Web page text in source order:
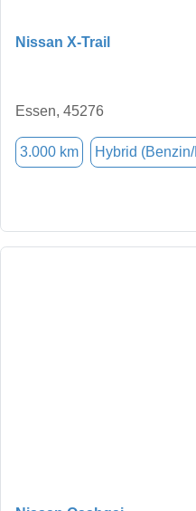
Nissan X-Trail
Essen, 45276
3.000 km Hybrid